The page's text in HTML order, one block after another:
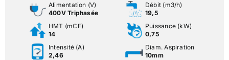
Alimentation (V)
400V Triphasée
Débit (m3/h)
19,5
HMT (mCE)
14
Puissance (kW)
0,75
Intensité (A)
2,46
Diam. Aspiration
10mm